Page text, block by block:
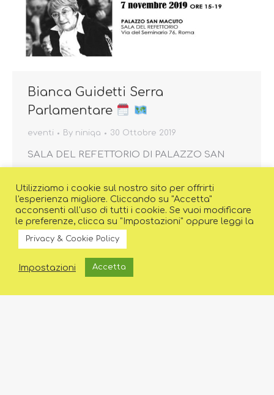
Bianca Guidetti Serra
Parlamentare
eventi By niniqa 30 Ottobre 2019
SALA DEL REFETTORIO DI PALAZZO SAN
On. Antonello Falomi, Presidente
dell’Associazione ex Parlamentari On. Maria
Chiara Acciarini, Presidente del Comitato
Nazionale Relatori: Prof. Gaetano Azzariti –
Sapienza”: “Militanza e rappresentanza politica
Utilizziamo i cookie sul nostro sito per offrirti
l'esperienza migliore. Cliccando su "Accetta"
acconsenti all'uso di tutti i cookie. Se vuoi modificare
le preferenze, clicca su "Impostazioni" oppure leggi la
Privacy & Cookie Policy
Impostazioni Accetta